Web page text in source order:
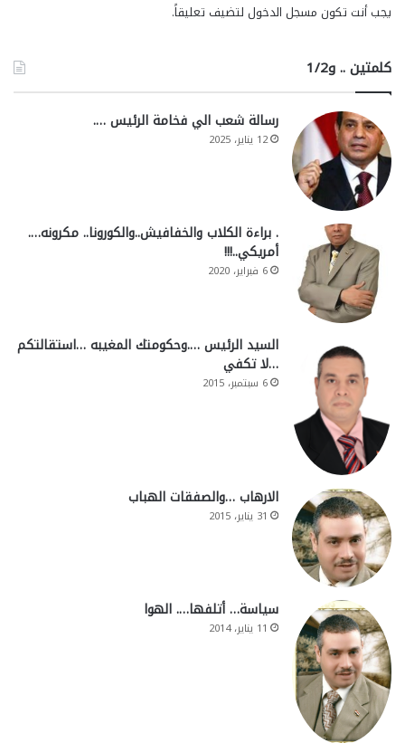
يجب أنت تكون مسجل الدخول لتضيف تعليقاً.
كلمتين .. و1/2
رسالة شعب الي فخامة الرئيس ….
12 يناير، 2025
. براءة الكلاب والخفافيش..والكورونا.. مكرونه….
أمريكي..!!!
6 فبراير، 2020
السيد الرئيس ….وحكومتك المغيبه …استقالتكم
…لا تكفي
6 سبتمبر، 2015
الارهاب …والصفقات الهباب
31 يناير، 2015
سياسة… أتلفها…. الهوا
11 يناير، 2014